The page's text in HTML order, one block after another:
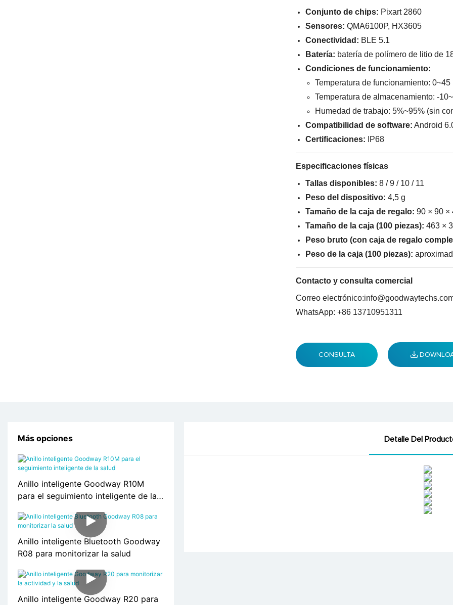
Conjunto de chips: Pixart 2860
Sensores: QMA6100P, HX3605
Conectividad: BLE 5.1
Batería: batería de polímero de litio de
Condiciones de funcionamiento:
Temperatura de funcionamiento: 0~45
Temperatura de almacenamiento: -
Humedad de trabajo: 5%~95% (sin
Compatibilidad de software: Android
Certificaciones: IP68
Especificaciones físicas
Tallas disponibles: 8 / 9 / 10 / 11
Peso del dispositivo: 4,5 g
Tamaño de la caja de regalo: 90 × 90 ×
Tamaño de la caja (100 piezas): 463 ×
Peso bruto (con caja de regalo
Peso de la caja (100 piezas):
Contacto y consulta comercial
Correo electrónico:
WhatsApp: +86 13710951311
CONSULTA
Detalle Del
Más opciones
Anillo inteligente Goodway R10M
para el seguimiento inteligente de la
Anillo inteligente Bluetooth Goodway
R08 para monitorizar la salud
Anillo inteligente Goodway R20 para